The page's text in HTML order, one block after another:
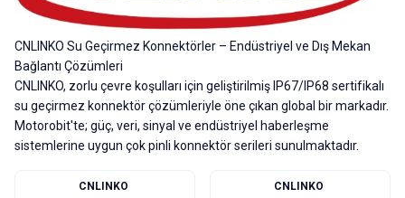
CNLINKO Su Geçirmez Konnektörler – Endüstriyel ve Dış Mekan
Bağlantı Çözümleri
CNLINKO, zorlu çevre koşulları için geliştirilmiş IP67/IP68 sertifikalı
su geçirmez konnektör çözümleriyle öne çıkan global bir markadır.
Motorobit'te; güç, veri, sinyal ve endüstriyel haberleşme
sistemlerine uygun çok pinli konnektör serileri sunulmaktadır.
CNLINKO
CNLINKO